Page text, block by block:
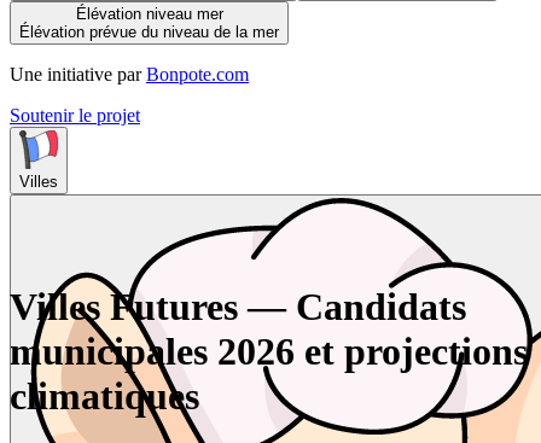
Élévation niveau mer
Élévation prévue du niveau de la mer
Une initiative par Bonpote.com
Soutenir le projet
Villes
Villes Futures — Candidats
municipales 2026 et projections
climatiques